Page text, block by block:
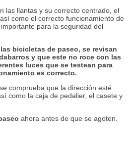
las llantas y su correcto centrado, el
como el correcto funcionamiento de
para la seguridad del
bicicletas de paseo, se revisan
y que este no roce con las
luces que se testean para
es correcto.
comprueba que la dirección esté
como la caja de pedalier, el casete y
ahora antes de que se agoten.